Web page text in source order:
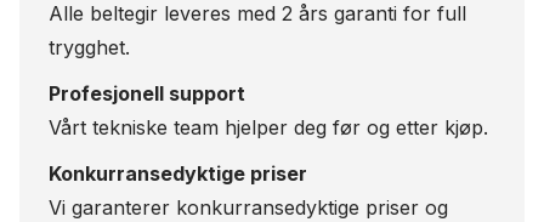
Alle beltegir leveres med 2 års garanti for full
trygghet.
Profesjonell support
Vårt tekniske team hjelper deg før og etter kjøp.
Konkurransedyktige priser
Vi garanterer konkurransedyktige priser og